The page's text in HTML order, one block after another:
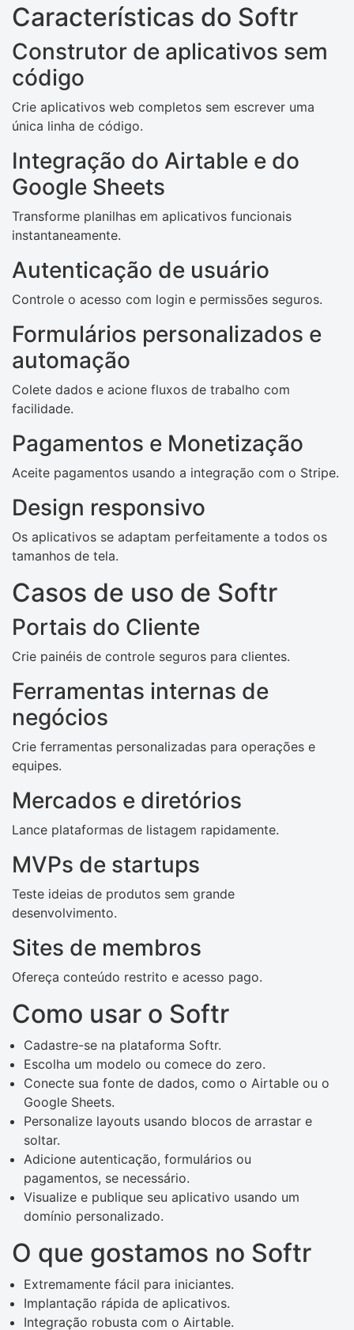
Características do Softr
Construtor de aplicativos sem
código
Crie aplicativos web completos sem escrever uma
única linha de código.
Integração do Airtable e do
Google Sheets
Transforme planilhas em aplicativos funcionais
instantaneamente.
Autenticação de usuário
Controle o acesso com login e permissões seguros.
Formulários personalizados e
automação
Colete dados e acione fluxos de trabalho com
facilidade.
Pagamentos e Monetização
Aceite pagamentos usando a integração com o Stripe.
Design responsivo
Os aplicativos se adaptam perfeitamente a todos os
tamanhos de tela.
Casos de uso de Softr
Portais do Cliente
Crie painéis de controle seguros para clientes.
Ferramentas internas de
negócios
Crie ferramentas personalizadas para operações e
equipes.
Mercados e diretórios
Lance plataformas de listagem rapidamente.
MVPs de startups
Teste ideias de produtos sem grande
desenvolvimento.
Sites de membros
Ofereça conteúdo restrito e acesso pago.
Como usar o Softr
Cadastre-se na plataforma Softr.
Escolha um modelo ou comece do zero.
Conecte sua fonte de dados, como o Airtable ou o
Google Sheets.
Personalize layouts usando blocos de arrastar e
soltar.
Adicione autenticação, formulários ou
pagamentos, se necessário.
Visualize e publique seu aplicativo usando um
domínio personalizado.
O que gostamos no Softr
Extremamente fácil para iniciantes.
Implantação rápida de aplicativos.
Integração robusta com o Airtable.